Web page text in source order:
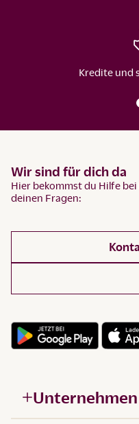
Kredite und
Wir sind für dich da
Hier bekommst du Hilfe
deinen Fragen:
Unternehmen